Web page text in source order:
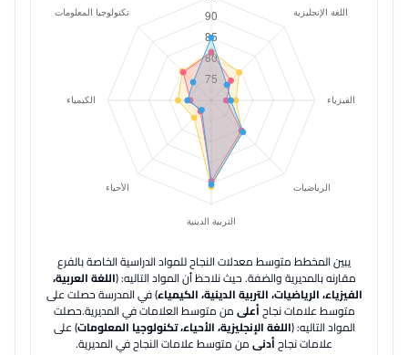
يبين المخطط متوسط معدلات النجاح للمواد الدراسية الخاصة بالفرع
مقارنه بالمديرية والضفة.حيث نلاحظ أن المواد التاليه: (اللغة العربية،
الفيزياء، الرياضيات، التربية الدينية، الكيمياء) في المدرسة حصلت على
متوسط علامات نجاحأعلىمن متوسط العلامات في المديرية.حصلت
المواد التاليه: (اللغة الإنجليزية، الأحياء، تكنولوجيا المعلومات) على
علامات نجاحأدنىمن متوسط علامات النجاح في المديرية.